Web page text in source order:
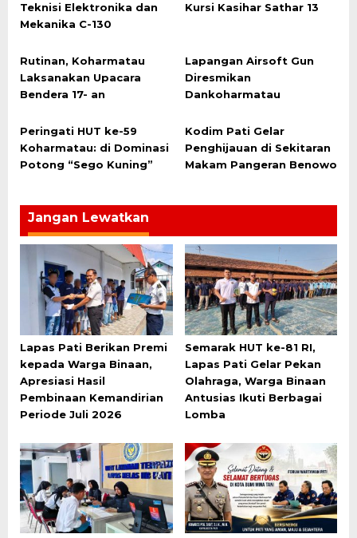
Teknisi Elektronika dan
Mekanika C-130
Kursi Kasihar Sathar 13
Rutinan, Koharmatau
Laksanakan Upacara
Bendera 17- an
Lapangan Airsoft Gun
Diresmikan
Dankoharmatau
Peringati HUT ke-59
Koharmatau: di Dominasi
Potong “Sego Kuning”
Kodim Pati Gelar
Penghijauan di Sekitaran
Makam Pangeran Benowo
Jangan Lewatkan
Lapas Pati Berikan Premi
kepada Warga Binaan,
Apresiasi Hasil
Pembinaan Kemandirian
Periode Juli 2026
Semarak HUT ke-81 RI,
Lapas Pati Gelar Pekan
Olahraga, Warga Binaan
Antusias Ikuti Berbagai
Lomba